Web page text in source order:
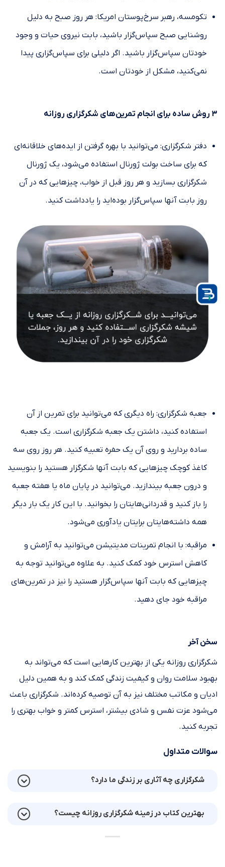
تکومسه، رهبر سرخ‌پوستان امریکا: هر روز صبح به دلیل
روشنایی صبح سپاس‌گزار باشید، بابت نیروی حیات و وجود
خودتان سپاس‌گزار باشید. اگر دلیلی برای سپاس‌گزاری پیدا
نمی‌کنید، مشکل از خودتان است.
۳ روش ساده برای انجام تمرین‌های شکرگزاری روزانه
دفتر شکرگزاری: می‌توانید با بهره‌ گرفتن از ایده‌های خلاقانه‌ای
که برای ساخت بولت ژورنال استفاده می‌شود، یک ژورنال
شکرگزاری بسازید و هر روز قبل از خواب، چیزهایی که در آن
روز بابت آنها سپاس‌گزار بوده‌اید را یادداشت کنید.
جعبه شکرگزاری: راه دیگری که می‌توانید برای تمرین از آن
استفاده کنید، داشتن یک جعبه شکرگزاری است. یک جعبه
ساده بردارید و روی آن یک حفره تعبیه کنید. هر روز روی سه
کاغذ کوچک چیزهایی که بابت آنها شکرگزار هستید را بنویسید
و درون جعبه بیندازید. می‌توانید در پایان ماه یا هفته جعبه
را باز کنید و قدردانی‌هایتان را بخوانید. با این کار یک بار دیگر
همه داشته‌هایتان برایتان یادآوری می‌شود.
مراقبه: با انجام تمرینات مدیتیشن می‌توانید به آرامش و
کاهش استرس خود کمک کنید. به علاوه می‌توانید توجه به
چیزهایی که بابت آنها سپاس‌گزار هستید را نیز در تمرین‌های
مراقبه خود جای دهید.
سخن آخر
شکرگزاری روزانه یکی از بهترین کارهایی است که می‌تواند به
بهبود سلامت روان و کیفیت زندگی کمک کند و به همین دلیل
ادیان و مکاتب مختلف نیز به آن توصیه کرده‌اند. شکرگزاری باعث
می‌شود عزت نفس و شادی بیشتر، استرس کمتر و خواب بهتری را
تجربه کنید.
سوالات متداول
شکرگزاری چه آثاری بر زندگی ما دارد؟
بهترین کتاب در زمینه شکرگزاری روزانه چیست؟